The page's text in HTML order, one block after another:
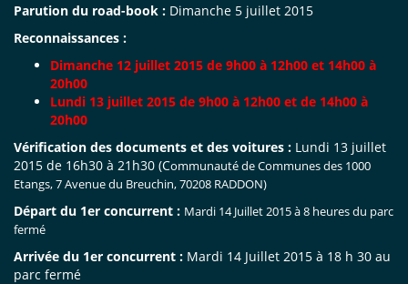
Parution du road-book : Dimanche 5 juillet 2015
Reconnaissances :
Dimanche 12 juillet 2015 de 9h00 à 12h00 et 14h00 à
20h00
Lundi 13 juillet 2015 de 9h00 à 12h00 et de 14h00 à
20h00
Vérification des documents et des voitures : Lundi 13 juillet
2015 de 16h30 à 21h30 (Communauté de Communes des 1000
Etangs, 7 Avenue du Breuchin, 70208 RADDON)
Départ du 1er concurrent : Mardi 14 Juillet 2015 à 8 heures du parc
fermé
Arrivée du 1er concurrent : Mardi 14 Juillet 2015 à 18 h 30 au
parc fermé